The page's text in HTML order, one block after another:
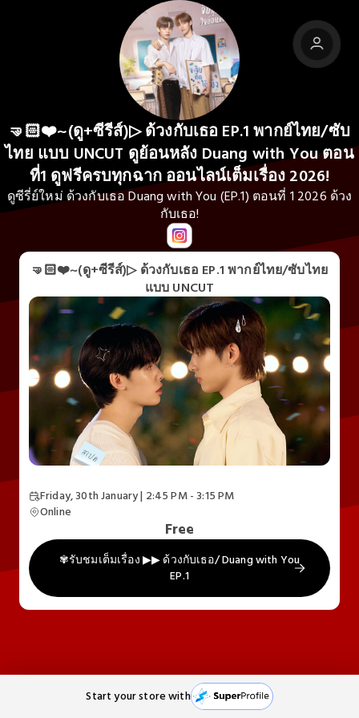
🤜🏻❤️~(ดู+ซีรีส์)▷ ด้วงกับเธอ EP.1 พากย์ไทย/ซับ
ไทย แบบ UNCUT ดูย้อนหลัง Duang with You ตอน
ที่1 ดูฟรีครบทุกฉาก ออนไลน์เต็มเรื่อง 2026!
ดูซีรี่ย์ใหม่ ด้วงกับเธอ Duang with You (EP.1) ตอนที่ 1 2026 ด้วง
กับเธอ!
🤜🏻❤️~(ดู+ซีรีส์)▷ ด้วงกับเธอ EP.1 พากย์ไทย/ซับไทย
แบบ UNCUT
Friday, 30th January | 2:45 PM - 3:15 PM
Online
Free
✾รับชมเต็มเรื่อง ▶▶ ด้วงกับเธอ/ Duang with You
EP.1